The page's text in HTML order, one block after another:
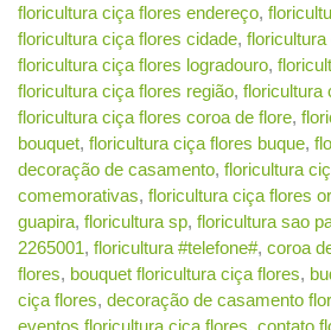
floricultura ciça flores endereço,
floricultura ciça flores cidade,
floricultura ciça flores logradouro,
floricultura ciça flores região, floricultura
floricultura ciça flores coroa de flore,
bouquet, floricultura ciça flores buque,
decoração de casamento, floricultura
comemorativas, floricultura ciça flores
guapira, floricultura sp, floricultura sao
2265001, floricultura #telefone#, coroa
flores, bouquet floricultura ciça flores,
ciça flores, decoração de casamento